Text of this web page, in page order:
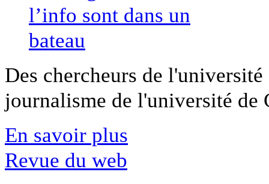
Des chercheurs de
journalisme de l'université
En savoir plus
Revue du web